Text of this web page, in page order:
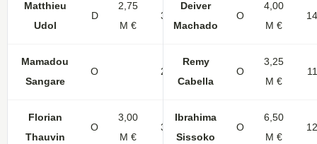
Matthieu
Udol
D
2,75
M €
31
Mamadou
Sangare
O 28
Florian
Thauvin
O
3,00
M €
31
Deiver
Machado
O
4,00
M €
14
Remy
Cabella
O
3,25
M €
11
Ibrahima
Sissoko
O
6,50
M €
12